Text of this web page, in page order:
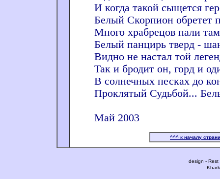
И когда такой сыщется
Белый Скорпион обретет
Много храбрецов пали
Белый панцирь тверд -
Видно не настал той
Так и бродит он, горд и
В солнечных песках до
Проклятый Судьбой...
Май 2003
^^^ к началу
design -